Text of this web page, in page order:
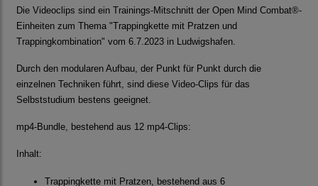
Die Videoclips sind ein Trainings-Mitschnitt der Open Mind Combat®-
Einheiten zum Thema "Trappingkette mit Pratzen und
Trappingkombination" vom 6.7.2023 in Ludwigshafen.
Durch den modularen Aufbau, der Punkt für Punkt durch die
einzelnen Techniken führt, sind diese Video-Clips für das
Selbststudium bestens geeignet.
mp4-Bundle, bestehend aus 12 mp4-Clips:
Inhalt:
Trappingkette mit Pratzen, bestehend aus 6